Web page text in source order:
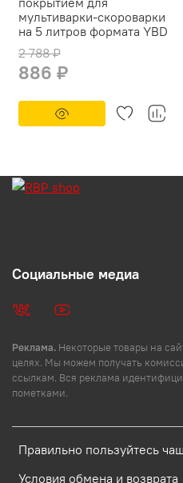
мультиварки-скороварки
на 5 литров формата YBD
2 788 ₽
886 ₽
Правильно пользуйтесь
Условия обмена и возврата
Социальные медиа
Реклама. Некоторые товары на
целях. Мы можем получать
ссылкам. Вся реклама
пометками.